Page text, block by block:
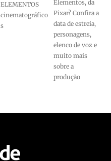
ELEMENTOS
cinematográfico
s
Elementos, da
Pixar? Confira a
data de estreia,
personagens,
elenco de voz e
muito mais
sobre a
produção